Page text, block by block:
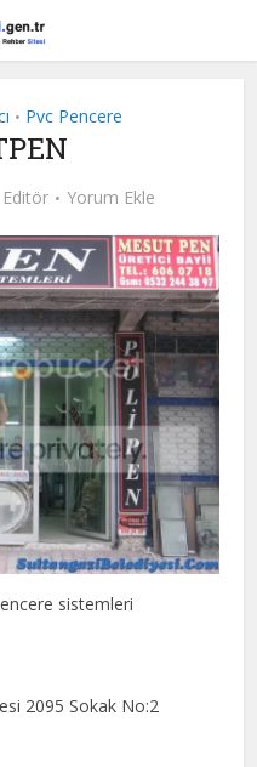
• Pvc Pencere
Editör Yorum Ekle
sistemleri
2095 Sokak No:2